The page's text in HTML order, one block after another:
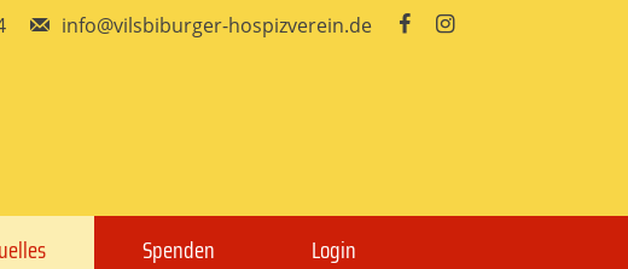
Spenden Login
info@vilsbiburger-hospizverein.de  